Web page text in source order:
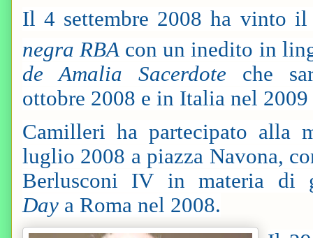
Il 4 settembre 2008 ha vinto
negra RBA con un inedito in
de Amalia Sacerdote che
ottobre 2008 e in Italia nel
Camilleri ha partecipato alla
luglio 2008 a piazza Navona,
Berlusconi IV in materia
Day a Roma nel 2008.